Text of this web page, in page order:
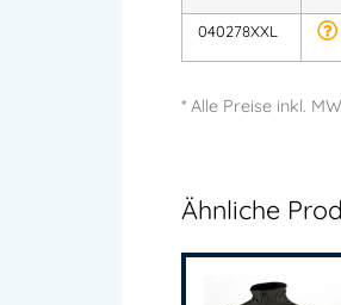
040278XXL
* Alle Preise inkl.
Ähnliche